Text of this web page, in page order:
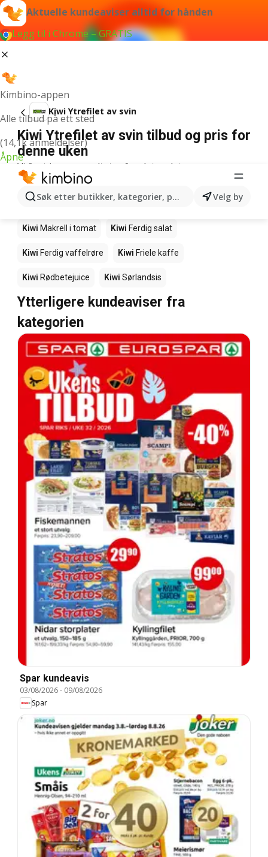
Aktuelle kundeaviser alltid for hånden
Legg til i Chrome – GRATIS
Kimbino-appen
Alle tilbud på ett sted
(14,1k anmeldelser)
Åpne
Søk etter butikker, kategorier, produkter...Velg by
Kiwi Ytrefilet av svin
Kiwi Ytrefilet av svin tilbud og pris for
denne uken
Vi fant ingen resultater for det ordet.
Andre produkter i butikkene Kiwi
Kiwi Fårikålkjøtt
Kiwi Makrell i tomat Kiwi Ferdig salat
Kiwi Ferdig vaffelrøre Kiwi Friele kaffe
Kiwi Rødbetejuice Kiwi Sørlandsis
Ytterligere kundeaviser fra
kategorien
Spar kundeavis
03/08/2026- 09/08/2026
Spar